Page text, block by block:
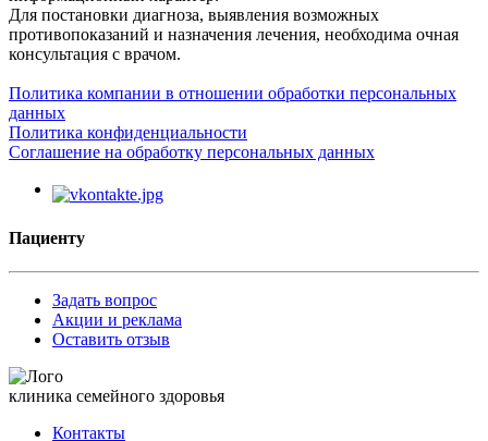
Для постановки диагноза, выявления возможных
противопоказаний и назначения лечения, необходима очная
консультация с врачом.
Политика компании в отношении обработки персональных
данных
Политика конфиденциальности
Соглашение на обработку персональных данных
Пациенту
Задать вопрос
Акции и реклама
Оставить отзыв
клиника семейного здоровья
Контакты